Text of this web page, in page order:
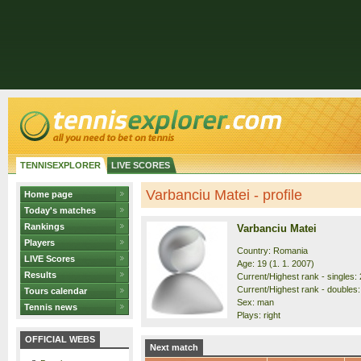
TENNISEXPLORER LIVE SCORES
Home page
Today's matches
Rankings
Players
LIVE Scores
Results
Tours calendar
Tennis news
OFFICIAL WEBS
Varbanciu Matei - profile
Varbanciu Matei
Country: Romania
Age: 19 (1. 1. 2007)
Current/Highest rank - singles:
Current/Highest rank -
Sex: man
Plays: right
Next match